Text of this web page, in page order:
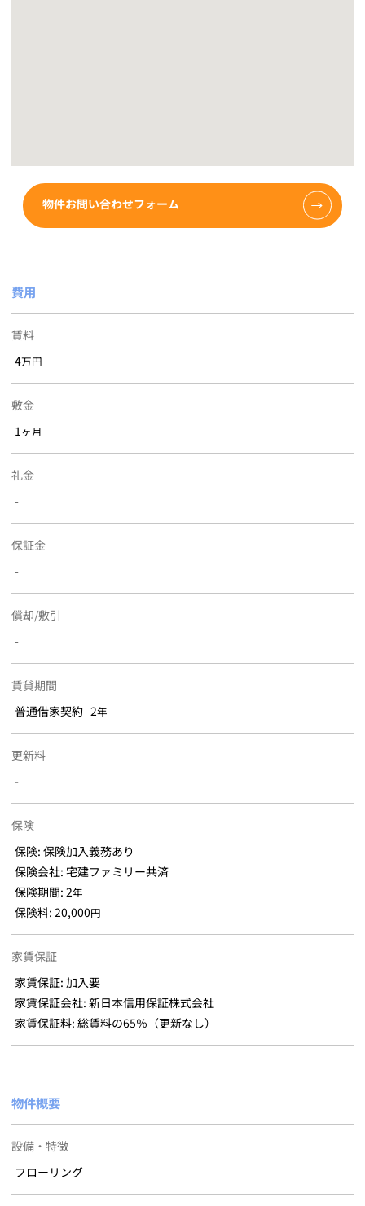
物件お問い合わせフォーム
費用
賃料
4万円
敷金
1 ヶ月
礼金
-
保証金
-
償却/敷引
-
賃貸期間
普通借家契約 2年
更新料
-
保険
保険: 保険加入義務あり
保険会社: 宅建ファミリー共済
保険期間: 2年
保険料: 20,000円
家賃保証
家賃保証: 加入要
家賃保証会社: 新日本信用保証株式会社
家賃保証料: 総賃料の65％（更新なし）
物件概要
設備・特徴
フローリング